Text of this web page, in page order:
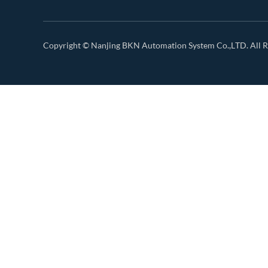
Copyright © Nanjing BKN Automation System Co.,LTD.All